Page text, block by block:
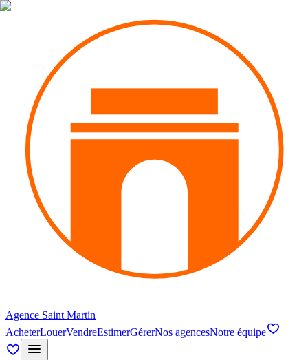
Agence Saint Martin
AcheterLouerVendreEstimerGérerNos agencesNotre équipe